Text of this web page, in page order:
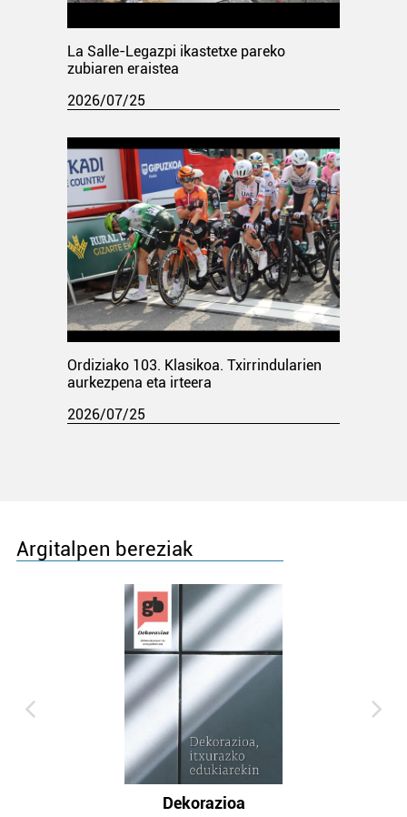
La Salle-Legazpi ikastetxe pareko
zubiaren eraistea
2026/07/25
Ordiziako 103. Klasikoa. Txirrindularien
aurkezpena eta irteera
2026/07/25
Argitalpen bereziak
Dekorazioa